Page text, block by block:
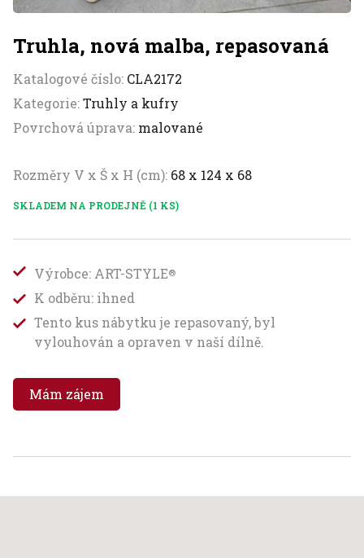
Truhla, nová malba, repasovaná
Katalogové číslo: CLA2172
Kategorie:Truhly a kufry
Povrchová úprava: malované
Rozměry V x Š x H (cm): 68 x 124 x 68
SKLADEM NA PRODEJNĚ (1 KS)
Výrobce: ART-STYLE®
K odběru: ihned
Tento kus nábytku je repasovaný, byl
vylouhován a opraven v naší dílně.
Mám zájem